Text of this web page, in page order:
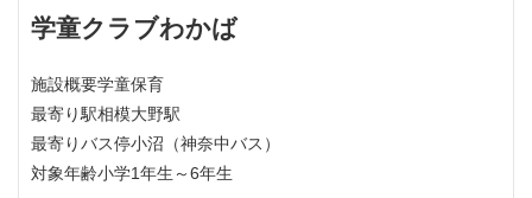
学童クラブわかば
施設概要学童保育
最寄り駅相模大野駅
最寄りバス停小沼（神奈中バス）
対象年齢小学1年生～6年生